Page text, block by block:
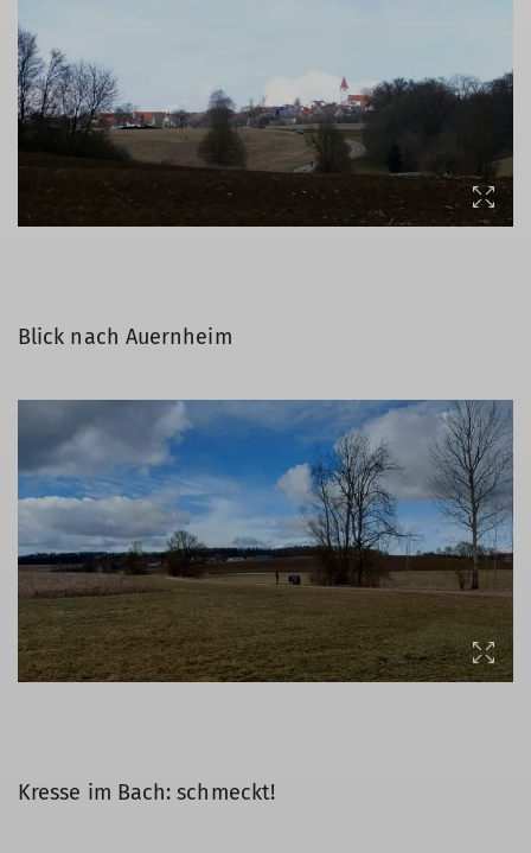
Blick nach Auernheim
Kresse im Bach: schmeckt!